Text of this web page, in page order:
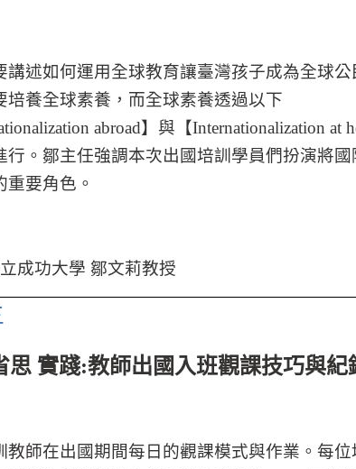
講述如何運用全球教育讓臺灣孩子成為全球公
培養全球素養，而全球素養透過以下
abroad】與【Internationalization at
行。鄒主任強調本次出國培訓學員們扮演將國
重要角色。
成功大學 鄒文莉教授
思 實踐:教師出國入班觀課技巧與紀
教師在出國期間每日的觀課模式與作業。每位